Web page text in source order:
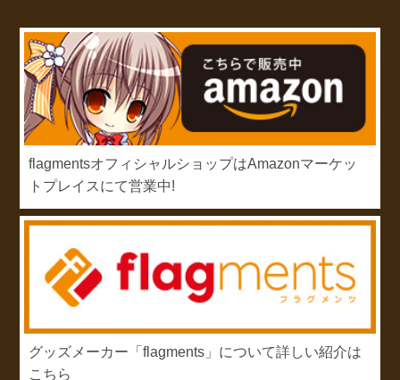
flagmentsオフィシャルショップはAmazonマーケッ
トプレイスにて営業中!
グッズメーカー「flagments」について詳しい紹介は
こちら